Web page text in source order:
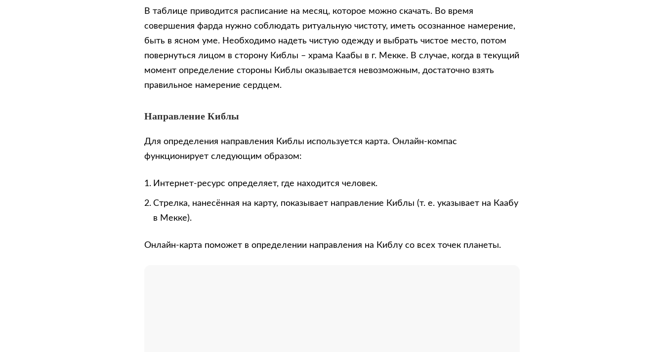
В таблице приводится расписание на месяц, которое можно скачать. Во время
совершения фарда нужно соблюдать ритуальную чистоту, иметь осознанное намерение,
быть в ясном уме. Необходимо надеть чистую одежду и выбрать чистое место, потом
повернуться лицом в сторону Киблы – храма Каабы в г. Мекке. В случае, когда в текущий
момент определение стороны Киблы оказывается невозможным, достаточно взять
правильное намерение сердцем.
Направление Киблы
Для определения направления Киблы используется карта. Онлайн-компас
функционирует следующим образом:
Интернет-ресурс определяет, где находится человек.
Стрелка, нанесённая на карту, показывает направление Киблы (т. е. указывает на Каабу
в Мекке).
Онлайн-карта поможет в определении направления на Киблу со всех точек планеты.